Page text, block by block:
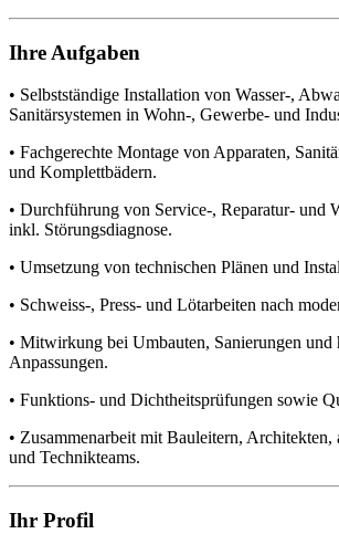
Ihre Aufgaben
• Selbstständige Installation von Wasser-,
Sanitärsystemen in Wohn-, Gewerbe- und
• Fachgerechte Montage von Apparaten,
und Komplettbädern.
• Durchführung von Service-, Reparatur- und
inkl. Störungsdiagnose.
• Umsetzung von technischen Plänen und
• Schweiss-, Press- und Lötarbeiten nach
• Mitwirkung bei Umbauten, Sanierungen und
Anpassungen.
• Funktions- und Dichtheitsprüfungen sowie
• Zusammenarbeit mit Bauleitern, Architekten,
und Technikteams.
Ihr Profil